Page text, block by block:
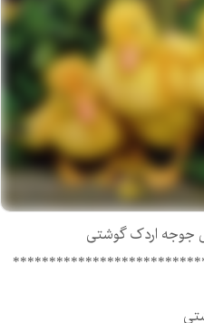
جوجه اردک گوشتی